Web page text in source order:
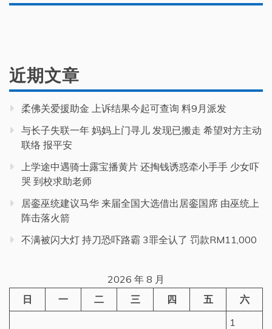
近期文章
柔佛关爱援助金 上诉结果今起可查询 料9月派发
与长子失联一年 妈妈上门寻儿 发现已搬走 希望对方主动
联络 报平安
上学途中遇骑士露宝播黄片 还掏钱诱惑牵小手手 少女吓
哭 到校求助老师
居銮巫统建议马华 来届全国大选借出居銮国席 由巫统上
阵击落火箭
不满被闪大灯 持刀恐吓路霸 3罪全认了 罚款RM11,000
2026 年 8 月
日
一 二 三 四 五
六
1